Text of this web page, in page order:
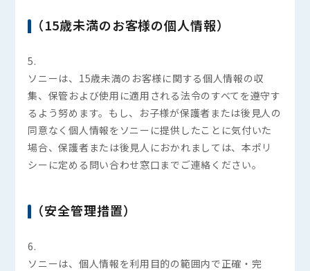
（15歳未満のお客様の個人情報）
5.
ソニーは、15歳未満のお客様に関する個人情報の収
集、保管および使用に適用される法令のすべてを遵守す
るよう努めます。もし、お子様が保護者または後見人の
同意なく個人情報をソニーに提供したことに気付いた
場合、保護者または後見人におかれましては、本ポリ
シーに定める問い合わせ窓口までご連絡ください。
（安全管理措置）
6.
ソニーは、個人情報を利用目的の範囲内で正確・完